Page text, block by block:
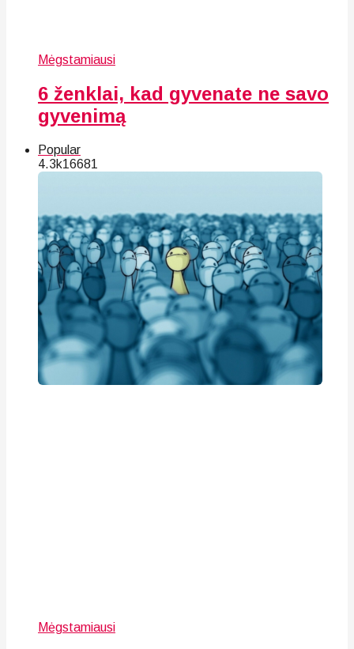
Mėgstamiausi
6 ženklai, kad gyvenate ne savo
gyvenimą
Popular
4.3k16681
Mėgstamiausi